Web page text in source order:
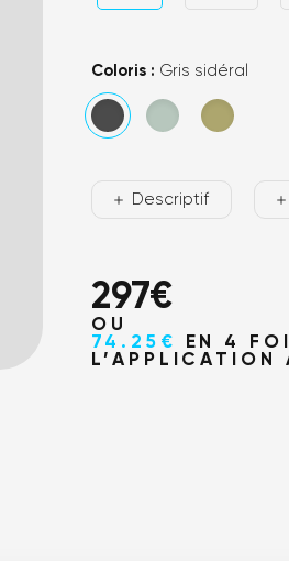
Où
Coloris : Gris sidéral
Descriptif
297€
OU
74.25€
EN 4
L’APPLICATION